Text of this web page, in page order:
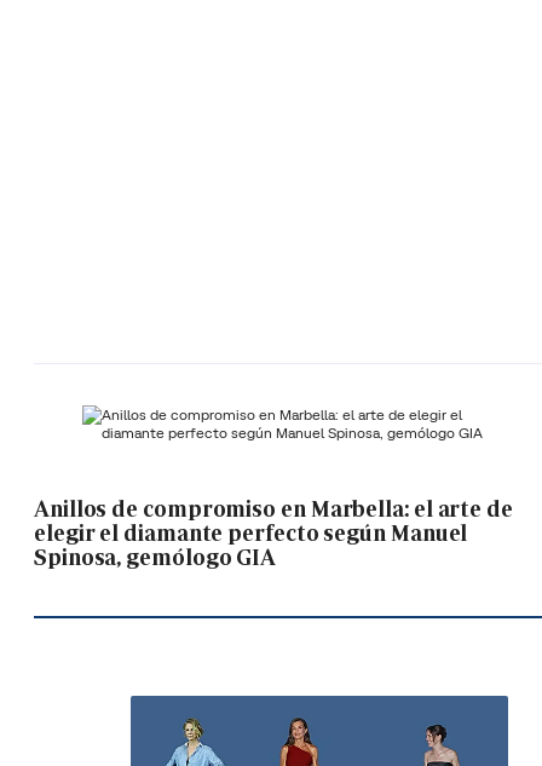
Anillos de compromiso en Marbella: el arte de
elegir el diamante perfecto según Manuel
Spinosa, gemólogo GIA